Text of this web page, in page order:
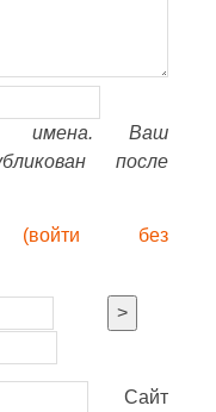
имена. Ваш
после
(войти без
>
Сайт